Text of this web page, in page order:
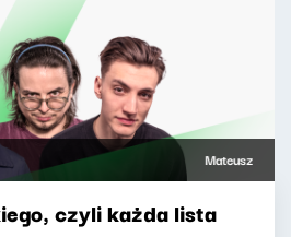
Mateusz
czyli każda lista